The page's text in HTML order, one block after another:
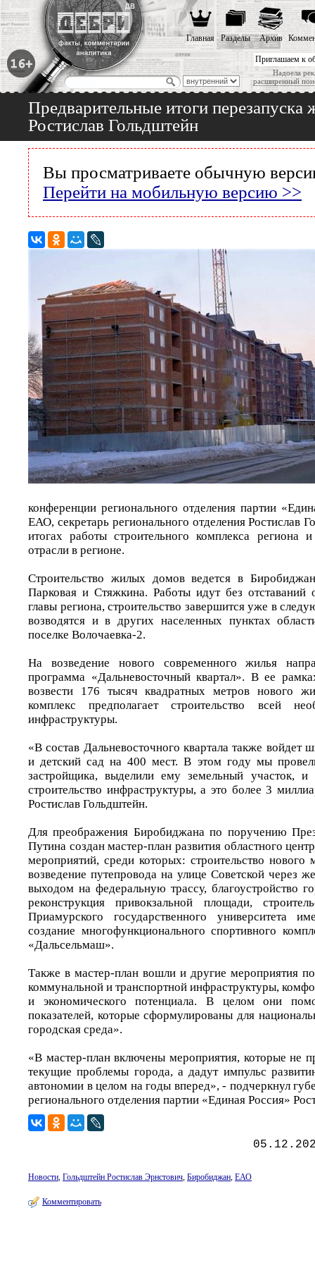
Приглашаем к
Надоела
расширенный
Главная Разделы Архив
Предварительные итоги
Ростислав Гольдштейн
Вы просматриваете обычную
Перейти на мобильную версию >>
конференции регионального отделения партии
ЕАО, секретарь регионального отделения Ростислав
итогах работы строительного комплекса региона и
отрасли в регионе.
Строительство жилых домов ведется в
Парковая и Стяжкина. Работы идут без отставаний
главы региона, строительство завершится уже в
возводятся и в других населенных пунктах
поселке Волочаевка-2.
На возведение нового современного жилья
программа «Дальневосточный квартал». В ее
возвести 176 тысяч квадратных метров нового
комплекс предполагает строительство всей
инфраструктуры.
«В состав Дальневосточного квартала также войдет
и детский сад на 400 мест. В этом году мы
застройщика, выделили ему земельный участок, и
строительство инфраструктуры, а это более 3
Ростислав Гольдштейн.
Для преображения Биробиджана по поручению
Путина создан мастер-план развития областного
мероприятий, среди которых: строительство нового
возведение путепровода на улице Советской через
выходом на федеральную трассу, благоустройство
реконструкция привокзальной площади,
Приамурского государственного университета
создание многофункционального спортивного
«Дальсельмаш».
Также в мастер-план вошли и другие мероприятия
коммунальной и транспортной инфраструктуры,
и экономического потенциала. В целом они
показателей, которые сформулированы для
городская среда».
«В мастер-план включены мероприятия, которые не
текущие проблемы города, а дадут импульс
автономии в целом на годы вперед», - подчеркнул
регионального отделения партии «Единая Россия»
Новости, Гольдштейн Ростислав Эрнстович, Биробиджан, ЕАО
Комментировать